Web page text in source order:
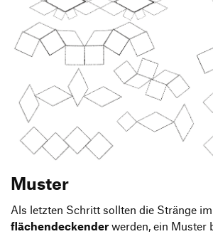
Muster
Als letzten Schritt sollten die Stränge
flächendeckender werden, ein Muster